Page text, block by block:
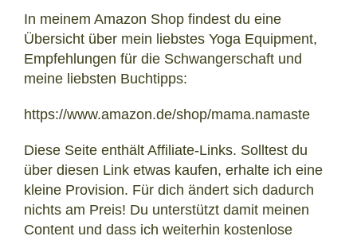
In meinem Amazon Shop findest du eine
Übersicht über mein liebstes Yoga Equipment,
Empfehlungen für die Schwangerschaft und
meine liebsten Buchtipps:
https://www.amazon.de/shop/mama.namaste
Diese Seite enthält Affiliate-Links. Solltest du
über diesen Link etwas kaufen, erhalte ich eine
kleine Provision. Für dich ändert sich dadurch
nichts am Preis! Du unterstützt damit meinen
Content und dass ich weiterhin kostenlose